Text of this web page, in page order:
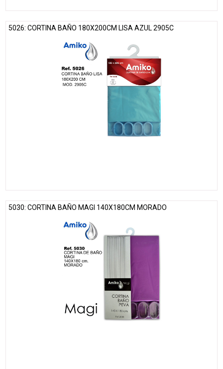
5026: CORTINA BAÑO 180X200CM LISA AZUL 2905C
5030: CORTINA BAÑO MAGI 140X180CM MORADO